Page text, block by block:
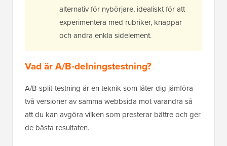
alternativ för nybörjare, idealiskt för att
experimentera med rubriker, knappar
och andra enkla sidelement.
Vad är A/B-delningstestning?
A/B-split-testning är en teknik som låter dig jämföra
två versioner av samma webbsida mot varandra så
att du kan avgöra vilken som presterar bättre och ger
de bästa resultaten.